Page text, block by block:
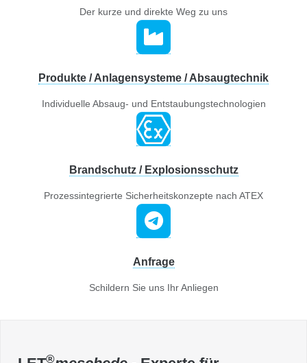
Der kurze und direkte Weg zu uns
Produkte / Anlagensysteme / Absaugtechnik
Individuelle Absaug- und Entstaubungstechnologien
Brandschutz / Explosionsschutz
Prozessintegrierte Sicherheitskonzepte nach ATEX
Anfrage
Schildern Sie uns Ihr Anliegen
®